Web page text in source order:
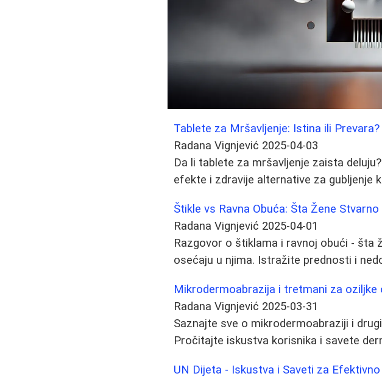
Tablete za Mršavljenje: Istina ili Prevara?
Radana Vignjević 2025-04-03
Da li tablete za mršavljenje zaista
efekte i zdravije alternative za gubljenje
Štikle vs Ravna Obuća: Šta Žene
Radana Vignjević 2025-04-01
Razgovor o štiklama i ravnoj obući - šta
osećaju u njima. Istražite prednosti i
Mikrodermoabrazija i tretmani za oziljke
Radana Vignjević 2025-03-31
Saznajte sve o mikrodermoabraziji i
Pročitajte iskustva korisnika i savete
UN Dijeta - Iskustva i Saveti za